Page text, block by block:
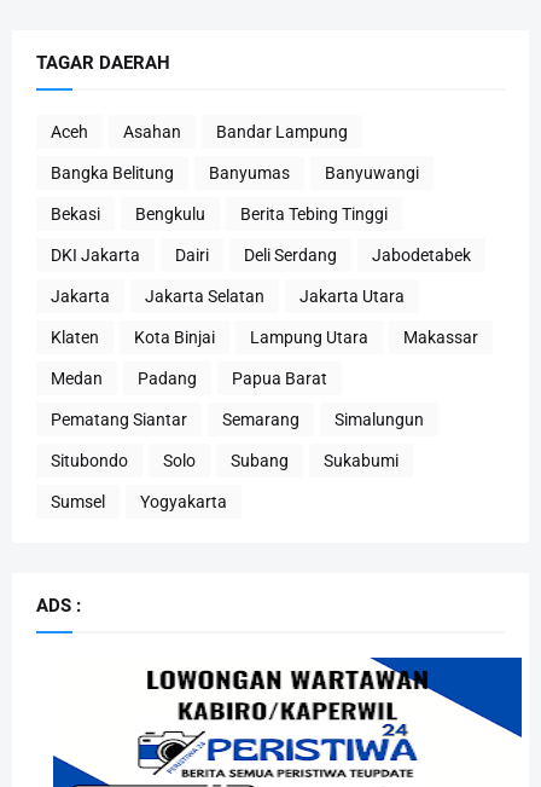
TAGAR DAERAH
Aceh Asahan Bandar Lampung
Bangka Belitung Banyumas Banyuwangi
Bekasi Bengkulu Berita Tebing Tinggi
DKI Jakarta Dairi Deli Serdang Jabodetabek
Jakarta Jakarta Selatan Jakarta Utara
Klaten Kota Binjai Lampung Utara Makassar
Medan Padang Papua Barat
Pematang Siantar Semarang Simalungun
Situbondo Solo Subang Sukabumi
Sumsel Yogyakarta
ADS :